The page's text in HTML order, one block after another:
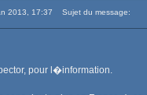
2013, 17:37 Sujet du message:
pour l�information.